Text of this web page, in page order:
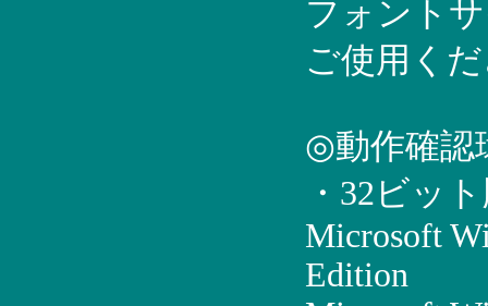
フォント
ご使用く
◎動作確認
・32ビッ
Microsoft
Edition